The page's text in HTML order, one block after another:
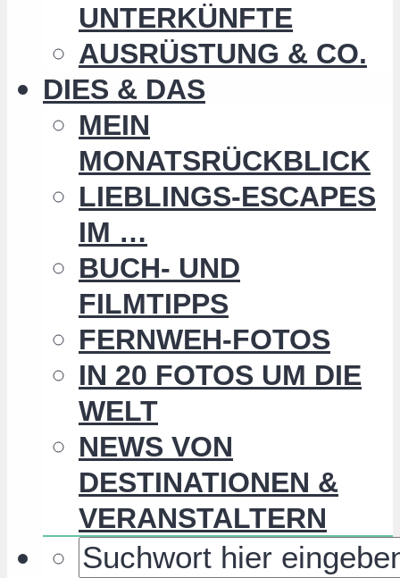
UNTERKÜNFTE
AUSRÜSTUNG & CO.
DIES & DAS
MEIN
MONATSRÜCKBLICK
LIEBLINGS-ESCAPES
IM …
BUCH- UND
FILMTIPPS
FERNWEH-FOTOS
IN 20 FOTOS UM DIE
WELT
NEWS VON
DESTINATIONEN &
VERANSTALTERN